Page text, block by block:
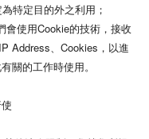
特定目的外之利用；
會使用Cookie的技術，接收
Address、Cookies，以進
關的工作時使用。